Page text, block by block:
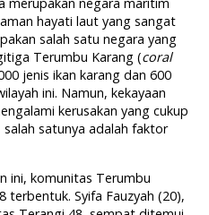
hayati laut yang sangat
salah satu negara yang
Terumbu Karang (coral
jenis ikan karang dan 600
ini. Namun, kekayaan
kerusakan yang cukup
satunya adalah faktor
ini, komunitas Terumbu
terbentuk. Syifa Fauzyah (20),